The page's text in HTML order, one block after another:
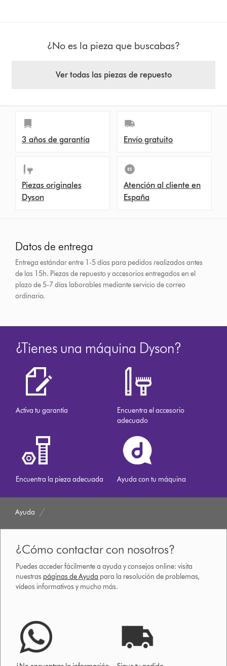
¿No es la pieza que buscabas?
Ver todas las piezas de repuesto
3 años de garantía Envío gratuito
Piezas originales
Dyson
Atención al cliente en
España
Datos de entrega
Entrega estándar entre 1-5 días para pedidos realizados antes
de las 15h. Piezas de repuesto y accesorios entregados en el
plazo de 5-7 días laborables mediante servicio de correo
ordinario.
¿Tienes una máquina Dyson?
Activa tu garantía
Encuentra el accesorio
adecuado
Encuentra la pieza adecuada Ayuda con tu máquina
Ayuda
¿Cómo contactar con nosotros?
Puedes acceder fácilmente a ayuda y consejos online: visita
nuestras páginas de Ayuda para la resolución de problemas,
vídeos informativos y mucho más.